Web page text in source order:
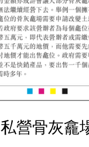
私營骨灰龕